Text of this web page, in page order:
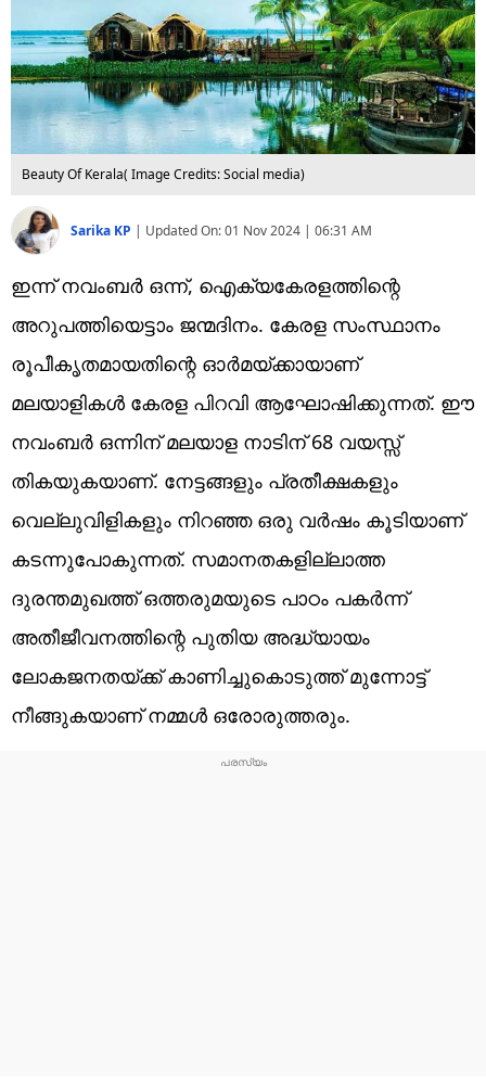
Short Videos
Beauty Of Kerala( Image Credits: Social media)
Sarika KP | Updated On:01 Nov 2024 | 06:31 AM
ഇന്ന് നവംബർ ഒന്ന്, ഐക്യകേരളത്തിന്റെ
അറുപത്തിയെട്ടാം ജന്മദിനം. കേരള സംസ്ഥാനം
രൂപീകൃതമായതിന്റെ ഓർമയ്ക്കായാണ്
മലയാളികൾ കേരള പിറവി ആഘോഷിക്കുന്നത്. ഈ
നവംബർ ഒന്നിന് മലയാള നാടിന് 68 വയസ്സ്
തികയുകയാണ്. നേട്ടങ്ങളും പ്രതീക്ഷകളും
വെല്ലുവിളികളും നിറഞ്ഞ ഒരു വർഷം കൂടിയാണ്
കടന്നുപോകുന്നത്. സമാനതകളില്ലാത്ത
ദുരന്തമുഖത്ത് ഒത്തരുമയുടെ പാഠം പകർന്ന്
അതീജീവനത്തിന്റെ പുതിയ അദ്ധ്യായം
ലോകജനതയ്ക്ക് കാണിച്ചുകൊടുത്ത് മുന്നോട്ട്
നീങ്ങുകയാണ് നമ്മൾ ഒരോരുത്തരും.